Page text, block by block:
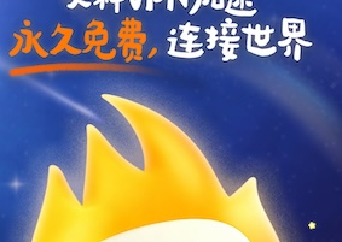
支持[0] 反对[0]
支持[0] 反对[0]